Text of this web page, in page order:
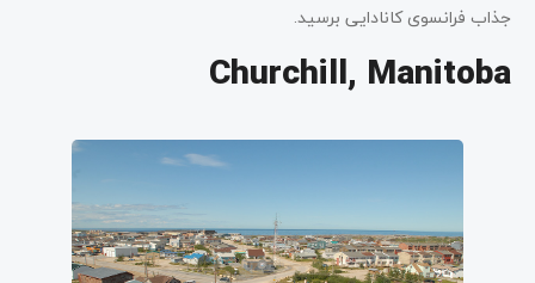
جذاب فرانسوی کانادایی برسید.
Churchill, Manitoba